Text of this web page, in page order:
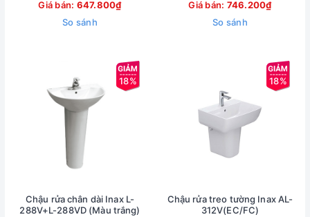
Giá bán: 647.800₫
So sánh
Giá bán: 746.200₫
So sánh
18%
Chậu rửa chân dài Inax L-
288V+L-288VD (Màu trắng)
18%
Chậu rửa treo tường Inax AL-
312V(EC/FC)